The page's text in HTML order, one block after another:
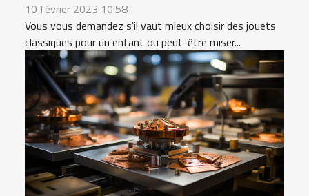
10 février 2023 10:58
Vous vous demandez s'il vaut mieux choisir des jouets
classiques pour un enfant ou peut-être miser...